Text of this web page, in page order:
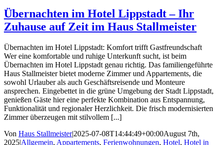
Übernachten im Hotel Lippstadt – Ihr
Zuhause auf Zeit im Haus Stallmeister
Übernachten im Hotel Lippstadt: Komfort trifft Gastfreundschaft
Wer eine komfortable und ruhige Unterkunft sucht, ist beim
Übernachten im Hotel Lippstadt genau richtig. Das familiengeführte
Haus Stallmeister bietet moderne Zimmer und Appartements, die
sowohl Urlauber als auch Geschäftsreisende und Monteure
ansprechen. Eingebettet in die grüne Umgebung der Stadt Lippstadt,
genießen Gäste hier eine perfekte Kombination aus Entspannung,
Funktionalität und regionaler Herzlichkeit. Die frisch modernisierten
Zimmer überzeugen mit stilvollem [...]
Von Haus Stallmeister|2025-07-08T14:44:49+00:00August 7th,
2025|Allgemein, Appartements, Ferienwohnungen, Hotel, Hotel in